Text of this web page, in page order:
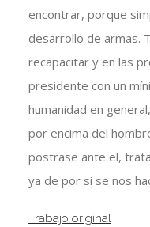
encontrar, porque
desarrollo de armas.
recapacitar y en las
presidente con un
humanidad en
por encima del
postrase ante el,
ya de por si se nos
Trabajo original